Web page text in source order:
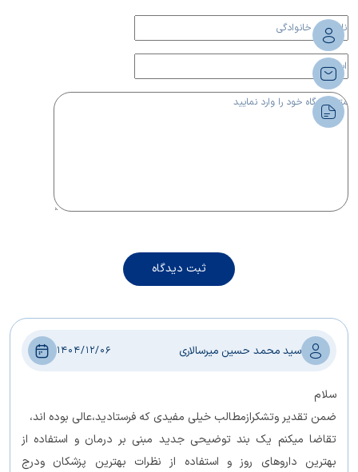
ثبت دیدگاه
سید محمد حسین میرسالاری 1404/12/06
سلام
ضمن تقدیر وتشکرازمطالب خیلی مفیدی که فرستادید،عالی بوده اند،
تقاضا میکنم یک بند توضیحی جدید مبنی بر درمان و استفاده از
بهترین داروهای روز و استفاده از نظرات بهترین پزشکان ودرج